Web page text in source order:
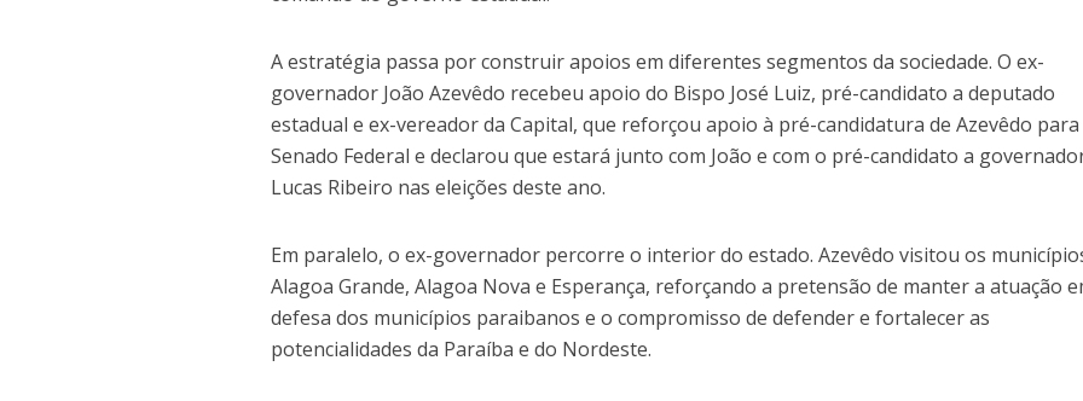
A estratégia passa por construir apoios em diferentes segmentos da sociedade. O ex-
governador João Azevêdo recebeu apoio do Bispo José Luiz, pré-candidato a deputado
estadual e ex-vereador da Capital, que reforçou apoio à pré-candidatura de Azevêdo para
Senado Federal e declarou que estará junto com João e com o pré-candidato a
Lucas Ribeiro nas eleições deste ano.
Em paralelo, o ex-governador percorre o interior do estado. Azevêdo visitou os
Alagoa Grande, Alagoa Nova e Esperança, reforçando a pretensão de manter a atuação
defesa dos municípios paraibanos e o compromisso de defender e fortalecer as
potencialidades da Paraíba e do Nordeste.